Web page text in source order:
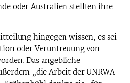
oder Australien stellten ihre
hingegen wissen, es sei
oder Veruntreuung von
Das angebliche
„die Arbeit der UNRWA